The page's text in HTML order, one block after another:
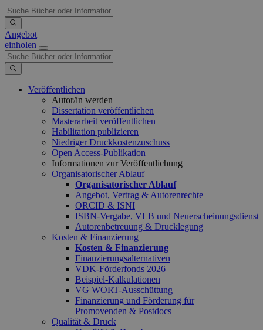
Angebot
einholen
Veröffentlichen
Autor/in werden
Dissertation veröffentlichen
Masterarbeit veröffentlichen
Habilitation publizieren
Niedriger Druckkostenzuschuss
Open Access-Publikation
Informationen zur Veröffentlichung
Organisatorischer Ablauf
Organisatorischer Ablauf
Angebot, Vertrag & Autorenrechte
ORCID & ISNI
ISBN-Vergabe, VLB und Neuerscheinungsdienst
Autorenbetreuung & Drucklegung
Kosten & Finanzierung
Kosten & Finanzierung
Finanzierungsalternativen
VDK-Förderfonds 2026
Beispiel-Kalkulationen
VG WORT-Ausschüttung
Finanzierung und Förderung für
Promovenden & Postdocs
Qualität & Druck